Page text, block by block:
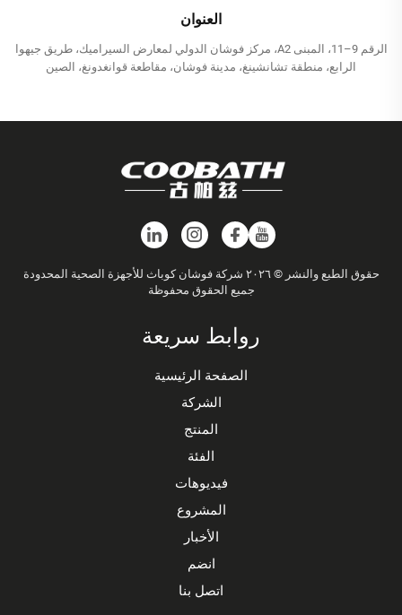
العنوان
الرقم 9–11، المبنى A2، مركز فوشان الدولي لمعارض السيراميك، طريق جيهوا
الرابع، منطقة تشانشينغ، مدينة فوشان، مقاطعة قوانغدونغ، الصين
حقوق الطبع والنشر © ٢٠٢٦ شركة فوشان كوباث للأجهزة الصحية المحدودة
جميع الحقوق محفوظة
روابط سريعة
الصفحة الرئيسية
الشركة
المنتج
الفئة
فيديوهات
المشروع
الأخبار
انضم
اتصل بنا